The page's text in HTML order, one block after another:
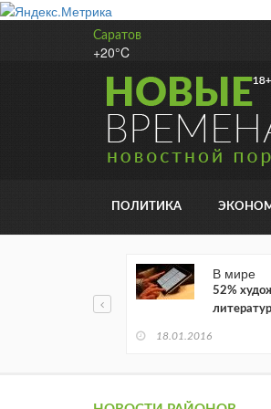
Саратов
+20°C
ПОЛИТИКА
В мире
52%
18.01.2016